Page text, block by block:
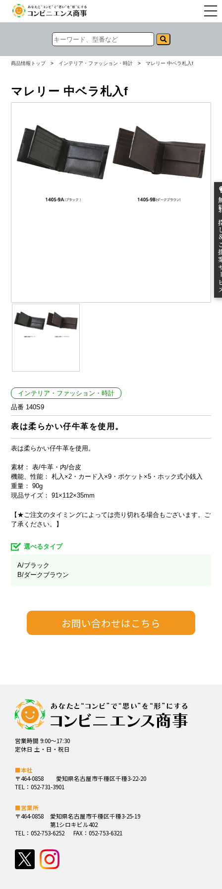
無
ご
商品情報トップ > インテリア・ファッション・時計 > マレリー 中ベラ札入f
マレリー 中ベラ札入f
インテリア・ファッション・時計
品番 140S9
表は柔らかい仔牛革を使用。
表は柔らかい仔牛革を使用。
素材： 表/牛革・内/合皮
機能、性能： 札入×2・カード入×9・ポケット×5・ホック式小銭入
重量： 90g
現品サイズ： 91×112×35mm
【★ご注文のタイミングによっては売り切れる場合もございます。ご
了承ください。】
選べるタイプ
A/ブラック
B/ダークブラウン
営業時間 9:00～17:30
定休日 土・日・祝日
■本社
〒464-0858
愛知県名古屋市千種区千種3-22-20
TEL：052-731-3901
■営業所
〒464-0858
愛知県名古屋市千種区千種3-25-19
第1シロキビル402
TEL：052-753-6252
FAX：052-753-6321